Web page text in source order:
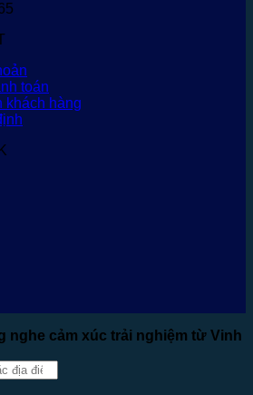
toán
khách hàng
nghe cảm xúc trải nghiệm từ Vinh